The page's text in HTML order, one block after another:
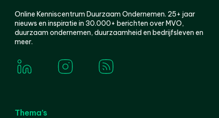
Online Kenniscentrum Duurzaam Ondernemen. 25+ jaar
nieuws en inspiratie in 30.000+ berichten over MVO,
duurzaam ondernemen, duurzaamheid en bedrijfsleven en
meer.
Thema’s